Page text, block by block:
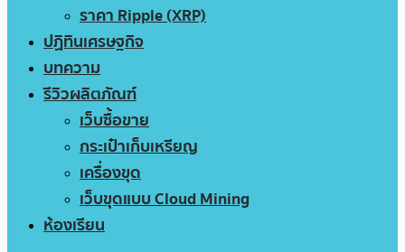
ราคา Ripple (XRP)
ปฏิทินเศรษฐกิจ
บทความ
รีวิวผลิตภัณฑ์
เว็บซื้อขาย
กระเป๋าเก็บเหรียญ
เครื่องขุด
เว็บขุดแบบ Cloud Mining
ห้องเรียน